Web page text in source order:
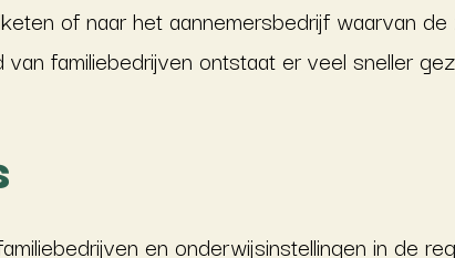
of naar het aannemersbedrijf waarvan
familiebedrijven ontstaat er veel sneller
en onderwijsinstellingen in de